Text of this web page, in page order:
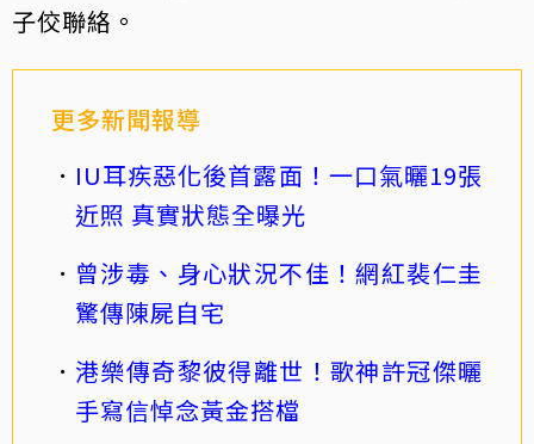
子佼聯絡。
更多新聞報導
IU耳疾惡化後首露面！一口氣曬19張
近照 真實狀態全曝光
曾涉毒、身心狀況不佳！網紅裴仁圭
驚傳陳屍自宅
港樂傳奇黎彼得離世！歌神許冠傑曬
手寫信悼念黃金搭檔